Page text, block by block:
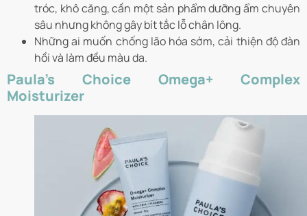
tróc, khô căng, cần một sản phẩm dưỡng ẩm chuyên
sâu nhưng không gây bít tắc lỗ chân lông.
Những ai muốn chống lão hóa sớm, cải thiện độ đàn
hồi và làm đều màu da.
Paula’s Choice Omega+ Complex
Moisturizer